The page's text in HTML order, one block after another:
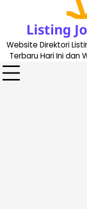
Listing
Website Direktori
Terbaru Hari Ini dan